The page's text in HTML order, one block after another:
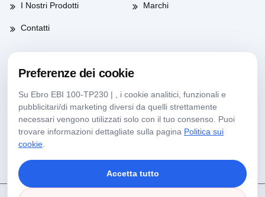
I Nostri Prodotti Marchi
Contatti
Giorni feriali 08:00-17:30
09:00-13:30
Preferenze dei cookie
Su Ebro EBI 100-TP230 | , i cookie analitici, funzionali e
pubblicitari/di marketing diversi da quelli strettamente
necessari vengono utilizzati solo con il tuo consenso. Puoi
trovare informazioni dettagliate sulla pagina Politica sui
cookie
Accetta tutto